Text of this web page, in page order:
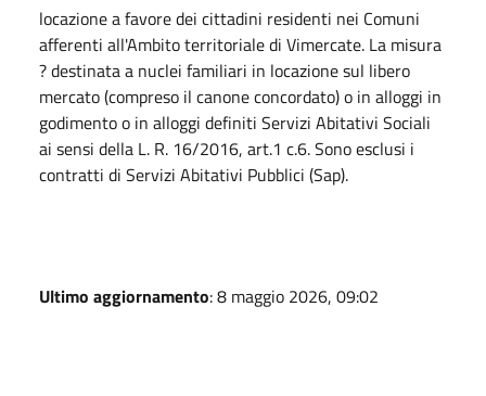
locazione a favore dei cittadini residenti nei Comuni
afferenti all'Ambito territoriale di Vimercate. La misura
? destinata a nuclei familiari in locazione sul libero
mercato (compreso il canone concordato) o in alloggi in
godimento o in alloggi definiti Servizi Abitativi Sociali
ai sensi della L. R. 16/2016, art.1 c.6. Sono esclusi i
contratti di Servizi Abitativi Pubblici (Sap).
Ultimo aggiornamento: 8 maggio 2026, 09:02